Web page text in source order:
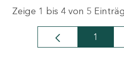
Zeige 1 bis 4 von 5
Seite
1